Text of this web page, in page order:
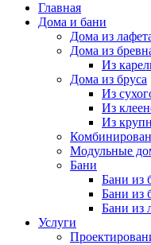
Главная
Дома и бани
Дома из
Дома из
Из
Дома из бруса
Из
Из
Из
Модульные
Бани
Бани из
Бани из
Бани из
Услуги